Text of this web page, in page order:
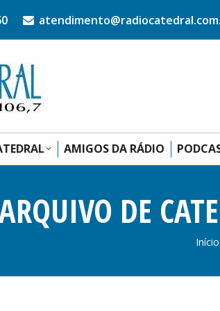
AMIGOS DA RÁDIO
DE
Início
HOME RÁDIO